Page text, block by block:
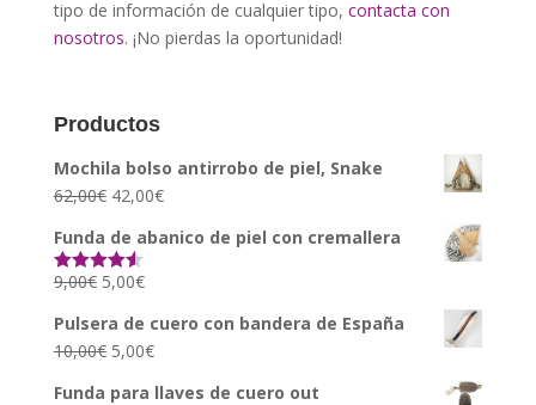
tipo de información de cualquier tipo, contacta con
nosotros. ¡No pierdas la oportunidad!
Productos
Mochila bolso antirrobo de piel, Snake
62,00€ 42,00€
Funda de abanico de piel con cremallera
Valorado
5
9,00€ 5,00€
Pulsera de cuero con bandera de España
10,00€ 5,00€
Funda para llaves de cuero out